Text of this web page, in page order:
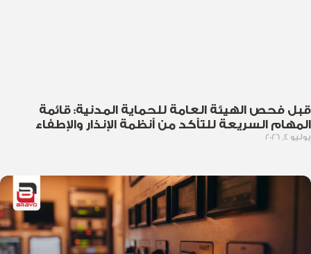
قبل فحص الهيئة العامة للحماية المدنية: قائمة
المهام السريعة للتأكد من أنظمة الإنذار والإطفاء
يوليو 4, 2026